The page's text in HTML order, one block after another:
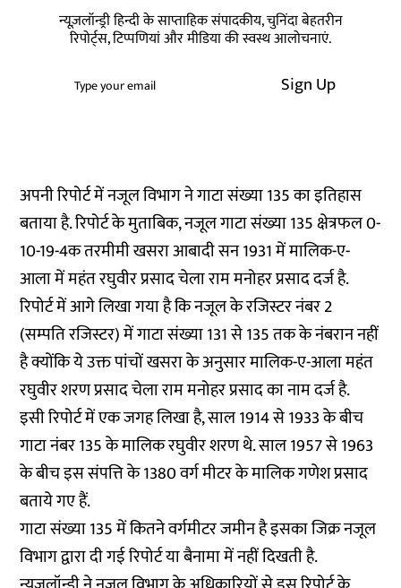
न्यूज़लॉन्ड्री हिन्दी के साप्ताहिक संपादकीय, चुनिंदा बेहतरीन
रिपोर्ट्स, टिप्पणियां और मीडिया की स्वस्थ आलोचनाएं.
Sign Up
अपनी रिपोर्ट में नजूल विभाग ने गाटा संख्या 135 का इतिहास
बताया है. रिपोर्ट के मुताबिक, नजूल गाटा संख्या 135 क्षेत्रफल 0-
10-19-4क तरमीमी खसरा आबादी सन 1931 में मालिक-ए-
आला में महंत रघुवीर प्रसाद चेला राम मनोहर प्रसाद दर्ज है.
रिपोर्ट में आगे लिखा गया है कि नजूल के रजिस्टर नंबर 2
(सम्पति रजिस्टर) में गाटा संख्या 131 से 135 तक के नंबरान नहीं
है क्योंकि ये उक्त पांचों खसरा के अनुसार मालिक-ए-आला महंत
रघुवीर शरण प्रसाद चेला राम मनोहर प्रसाद का नाम दर्ज है.
इसी रिपोर्ट में एक जगह लिखा है, साल 1914 से 1933 के बीच
गाटा नंबर 135 के मालिक रघुवीर शरण थे. साल 1957 से 1963
के बीच इस संपत्ति के 1380 वर्ग मीटर के मालिक गणेश प्रसाद
बताये गए हैं.
गाटा संख्या 135 में कितने वर्गमीटर जमीन है इसका जिक्र नजूल
विभाग द्वारा दी गई रिपोर्ट या बैनामा में नहीं दिखती है.